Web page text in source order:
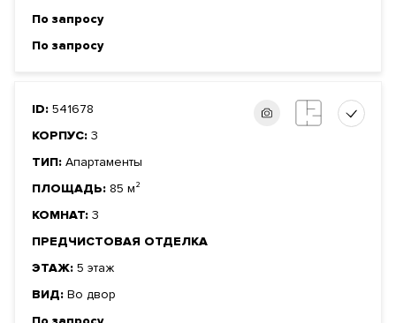
По запросу
По запросу
ID: 541678
КОРПУС: 3
ТИП: Апартаменты
ПЛОЩАДЬ: 85 м²
КОМНАТ: 3
ПРЕДЧИСТОВАЯ ОТДЕЛКА
ЭТАЖ: 5 этаж
ВИД: Во двор